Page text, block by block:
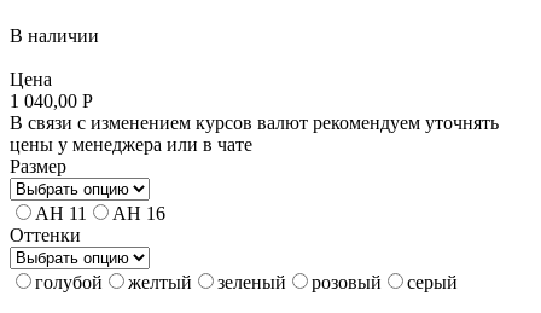
В наличии
Цена
1 040,00 Р
В связи с изменением курсов валют рекомендуем уточнять
цены у менеджера или в чате
Размер
AH 11
AH 16
Оттенки
голубой желтый зеленый розовый серый